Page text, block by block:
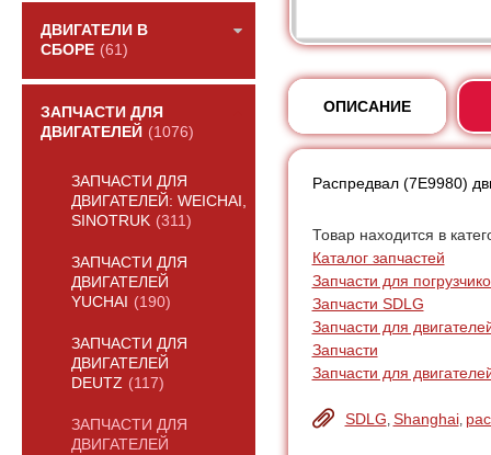
ДВИГАТЕЛИ В
СБОРЕ (61)
ЗАПЧАСТИ ДЛЯ
ДВИГАТЕЛЕЙ (1076)
ЗАПЧАСТИ ДЛЯ
ДВИГАТЕЛЕЙ: WEICHAI,
SINOTRUK (311)
ЗАПЧАСТИ ДЛЯ
ДВИГАТЕЛЕЙ
YUCHAI (190)
ЗАПЧАСТИ ДЛЯ
ДВИГАТЕЛЕЙ
DEUTZ (117)
ЗАПЧАСТИ ДЛЯ
ДВИГАТЕЛЕЙ
ОПИСАНИЕ
Распредвал (7E9980)
Товар находится в
Каталог запчастей
Запчасти для
Запчасти SDLG
Запчасти для
Запчасти
Запчасти для
SDLG Shanghai,